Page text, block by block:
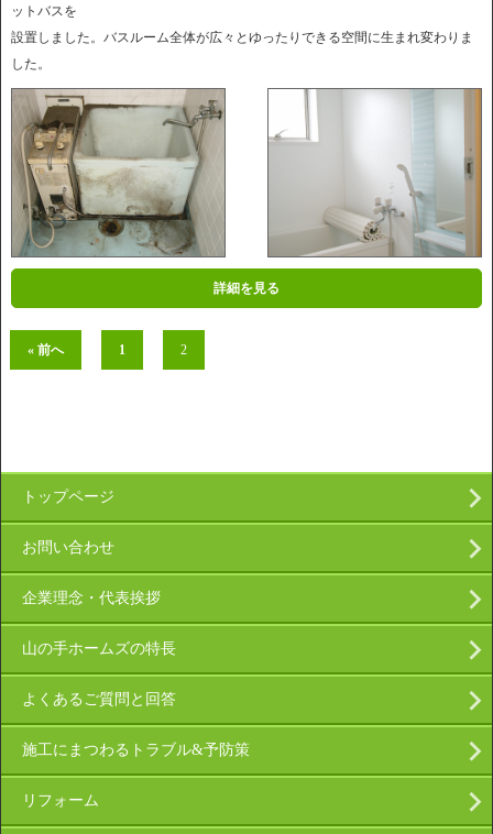
ットバスを
設置しました。バスルーム全体が広々とゆったりできる空間に生まれ変わりま
した。
詳細を見る
« 前へ 1 2
トップページ
お問い合わせ
企業理念・代表挨拶
山の手ホームズの特長
よくあるご質問と回答
施工にまつわるトラブル&予防策
リフォーム